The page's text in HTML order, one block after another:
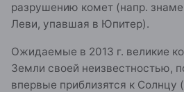
разрушению комет (напр.
Леви, упавшая в Юпитер).
Ожидаемые в 2013 г. великие
Земли своей неизвестностью,
впервые приблизятся к Солнцу